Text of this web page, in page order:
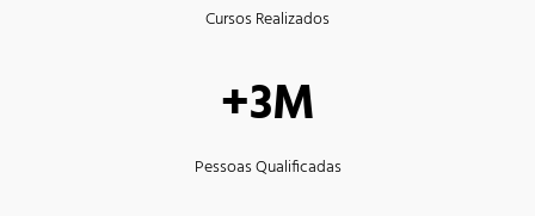
Cursos Realizados
+3M
Pessoas Qualificadas